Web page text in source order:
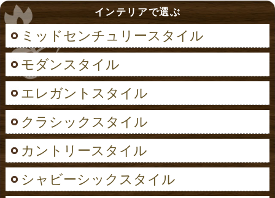
インテリアで選ぶ
ミッドセンチュリースタイル
モダンスタイル
エレガントスタイル
クラシックスタイル
カントリースタイル
シャビーシックスタイル